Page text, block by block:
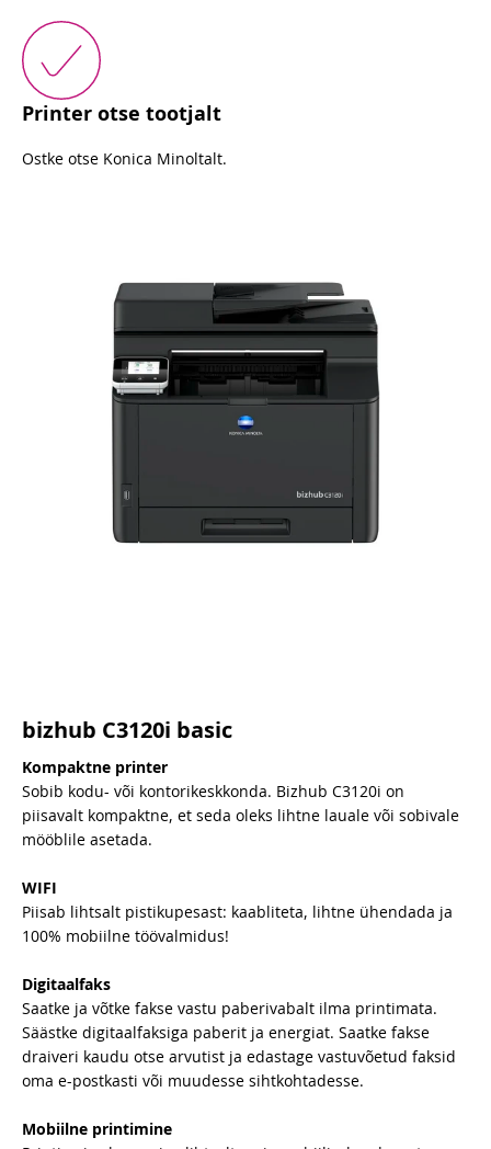
Printer otse tootjalt
Ostke otse Konica Minoltalt.
bizhub C3120i basic
Kompaktne printer
Sobib kodu- või kontorikeskkonda. Bizhub C3120i on
piisavalt kompaktne, et seda oleks lihtne lauale või sobivale
mööblile asetada.
WIFI
Piisab lihtsalt pistikupesast: kaabliteta, lihtne ühendada ja
100% mobiilne töövalmidus!
Digitaalfaks
Saatke ja võtke fakse vastu paberivabalt ilma printimata.
Säästke digitaalfaksiga paberit ja energiat. Saatke fakse
draiveri kaudu otse arvutist ja edastage vastuvõetud faksid
oma e-postkasti või muudesse sihtkohtadesse.
Mobiilne printimine